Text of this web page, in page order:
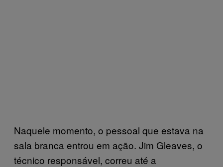
Naquele momento, o pessoal que estava na
sala branca entrou em ação. Jim Gleaves, o
técnico responsável, correu até a